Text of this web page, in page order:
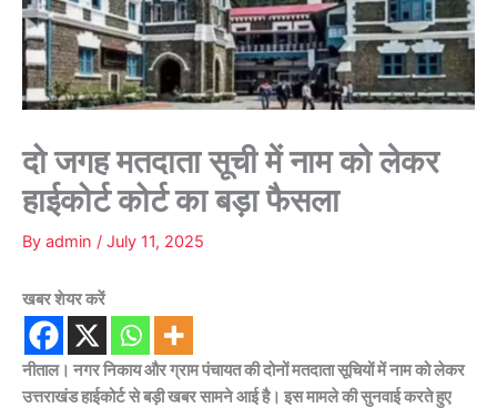
दो जगह मतदाता सूची में नाम को लेकर
हाईकोर्ट कोर्ट का बड़ा फैसला
By admin / July 11, 2025
खबर शेयर करें
नीताल। नगर निकाय और ग्राम पंचायत की दोनों मतदाता सूचियों में नाम को लेकर
उत्तराखंड हाईकोर्ट से बड़ी खबर सामने आई है। इस मामले की सुनवाई करते हुए